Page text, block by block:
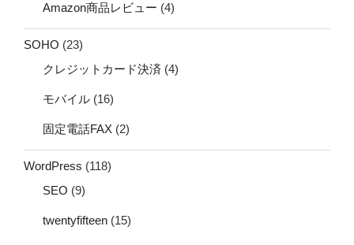
Amazon商品レビュー (4)
SOHO (23)
クレジットカード決済 (4)
モバイル (16)
固定電話FAX (2)
WordPress (118)
SEO (9)
twentyfifteen (15)